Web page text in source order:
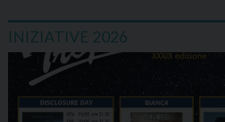
INIZIATIVE 2026